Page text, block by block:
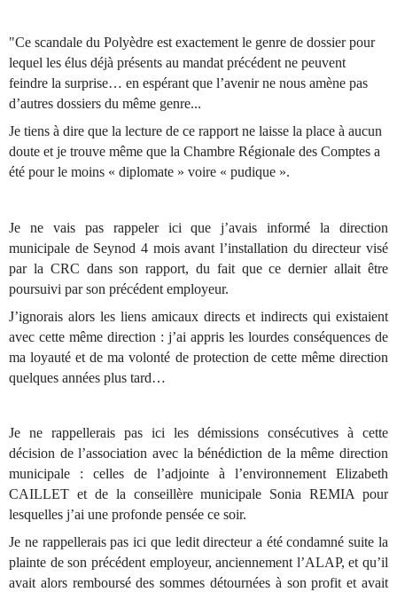
"Ce scandale du Polyèdre est exactement le genre de dossier pour
lequel les élus déjà présents au mandat précédent ne peuvent
feindre la surprise… en espérant que l’avenir ne nous amène pas
d’autres dossiers du même genre...
Je tiens à dire que la lecture de ce rapport ne laisse la place à aucun
doute et je trouve même que la Chambre Régionale des Comptes a
été pour le moins « diplomate » voire « pudique ».
Je ne vais pas rappeler ici que j’avais informé la direction
municipale de Seynod 4 mois avant l’installation du directeur visé
par la CRC dans son rapport, du fait que ce dernier allait être
poursuivi par son précédent employeur.
J’ignorais alors les liens amicaux directs et indirects qui existaient
avec cette même direction : j’ai appris les lourdes conséquences de
ma loyauté et de ma volonté de protection de cette même direction
quelques années plus tard…
Je ne rappellerais pas ici les démissions consécutives à cette
décision de l’association avec la bénédiction de la même direction
municipale : celles de l’adjointe à l’environnement Elizabeth
CAILLET et de la conseillère municipale Sonia REMIA pour
lesquelles j’ai une profonde pensée ce soir.
Je ne rappellerais pas ici que ledit directeur a été condamné suite la
plainte de son précédent employeur, anciennement l’ALAP, et qu’il
avait alors remboursé des sommes détournées à son profit et avait